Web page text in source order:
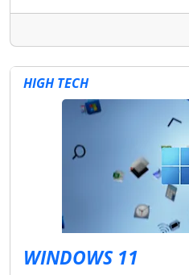
HIGH TECH
WINDOWS 11